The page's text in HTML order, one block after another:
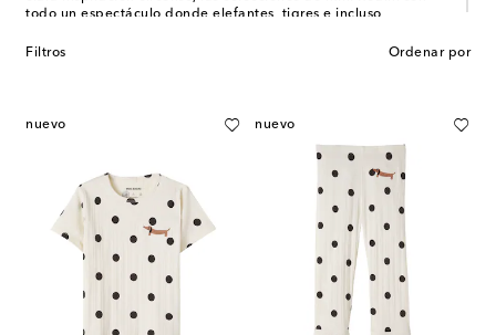
todo un espectáculo donde elefantes, tigres e incluso
haciendo malabares sobre vestidos, sudaderas y tops, roban
marinos. No hay más que decir... ¡Que empiece el show!
Filtros Ordenar por
nuevo nuevo